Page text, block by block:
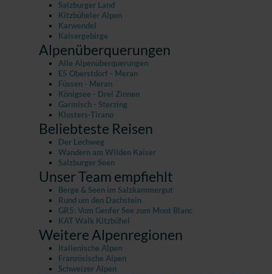
Salzburger Land
Kitzbüheler Alpen
Karwendel
Kaisergebirge
Alpenüberquerungen
Alle Alpenüberquerungen
E5 Oberstdorf - Meran
Füssen - Meran
Königsee - Drei Zinnen
Garmisch - Sterzing
Klosters-Tirano
Beliebteste Reisen
Der Lechweg
Wandern am Wilden Kaiser
Salzburger Seen
Unser Team empfiehlt
Berge & Seen im Salzkammergut
Rund um den Dachstein
GR5: Vom Genfer See zum Mont Blanc
KAT Walk Kitzbühel
Weitere Alpenregionen
Italienische Alpen
Französische Alpen
Schweizer Alpen